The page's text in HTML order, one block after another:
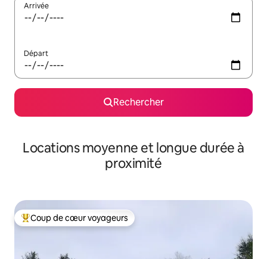
Arrivée
Départ
Rechercher
Locations moyenne et longue durée à
proximité
Coups de cœur voyageurs les plus appréciés
Coup de cœur voyageurs